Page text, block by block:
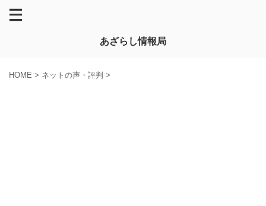
あざらし情報局
HOME > ネットの声・評判 >